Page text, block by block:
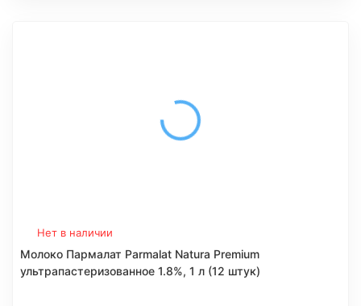
Нет в наличии
Молоко Пармалат Parmalat Natura Premium
ультрапастеризованное 1.8%, 1 л (12 штук)